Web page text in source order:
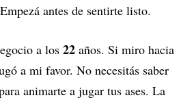
antes de sentirte listo.
a los 22 años. Si miro hacia
a mi favor. No necesitás saber
animarte a jugar tus ases. La